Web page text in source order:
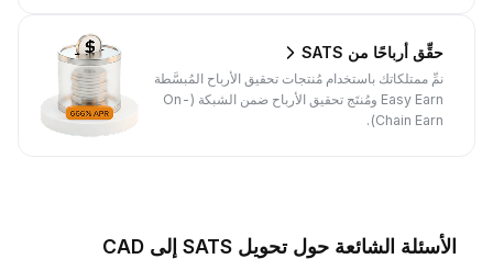
حقِّق أرباحًا من SATS
نمِّ ممتلكاتك باستخدام مُنتجات تحقيق الأرباح المُبسَّطة
Easy Earn ومُنتَج تحقيق الأرباح ضمن الشبكة (On-
Chain Earn).
الأسئلة الشائعة حول تحويل SATS إلى CAD